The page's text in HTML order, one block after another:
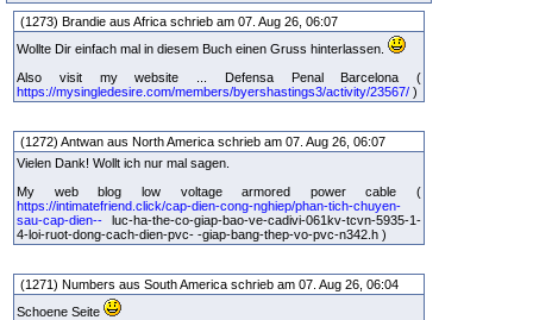
(1273) Brandie aus Africa schrieb am 07. Aug 26, 06:07
Wollte Dir einfach mal in diesem Buch einen Gruss hinterlassen.
Also visit my website ... Defensa Penal Barcelona (
https://mysingledesire.com/members/byershastings3/activity/23567/ )
(1272) Antwan aus North America schrieb am 07. Aug 26, 06:07
Vielen Dank! Wollt ich nur mal sagen.
My web blog low voltage armored power cable (
https://intimatefriend.click/cap-dien-cong-nghiep/phan-tich-chuyen-
sau-cap-dien-- luc-ha-the-co-giap-bao-ve-cadivi-061kv-tcvn-5935-1-
4-loi-ruot-dong-cach-dien-pvc- -giap-bang-thep-vo-pvc-n342.h )
(1271) Numbers aus South America schrieb am 07. Aug 26, 06:04
Schoene Seite